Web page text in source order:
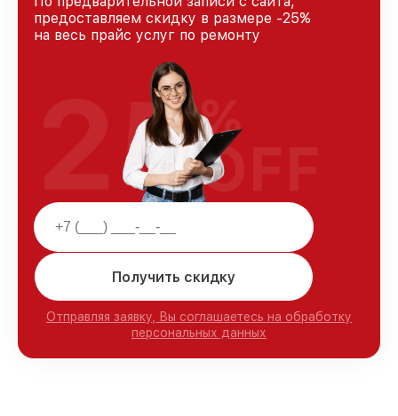
предоставляем скидку в размере -25%
на весь прайс услуг по ремонту
Получить скидку
Отправляя заявку, Вы соглашаетесь на обработку
персональных данных
25%
OFF